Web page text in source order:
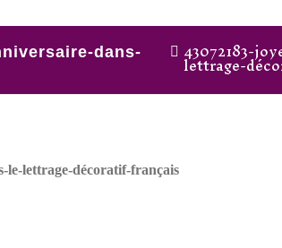
dans-
43072183-
lettrage-
le-lettrage-décoratif-français